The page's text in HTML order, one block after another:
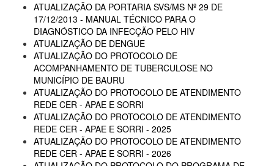
ATUALIZAÇÃO DA PORTARIA SVS/MS Nº 29 DE
17/12/2013 - MANUAL TÉCNICO PARA O
DIAGNÓSTICO DA INFECÇÃO PELO HIV
ATUALIZAÇÃO DE DENGUE
ATUALIZAÇÃO DO PROTOCOLO DE
ACOMPANHAMENTO DE TUBERCULOSE NO
MUNICÍPIO DE BAURU
ATUALIZAÇÃO DO PROTOCOLO DE ATENDIMENTO
REDE CER - APAE E SORRI
ATUALIZAÇÃO DO PROTOCOLO DE ATENDIMENTO
REDE CER - APAE E SORRI - 2025
ATUALIZAÇÃO DO PROTOCOLO DE ATENDIMENTO
REDE CER - APAE E SORRI - 2026